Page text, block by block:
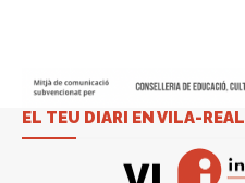
EL TEU DIARI EN VILA-REAL